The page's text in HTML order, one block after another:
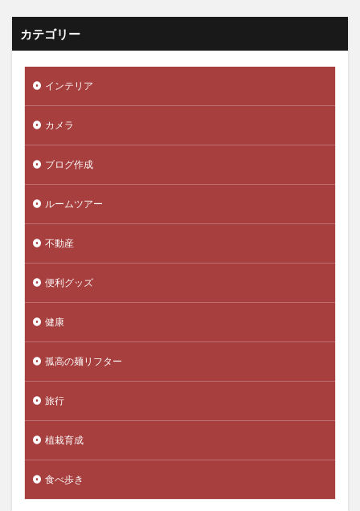
カテゴリー
インテリア
カメラ
ブログ作成
ルームツアー
不動産
便利グッズ
健康
孤高の麺リフター
旅行
植栽育成
食べ歩き